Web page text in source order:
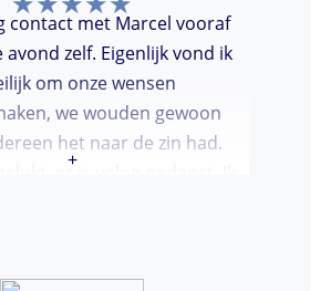
contact met Marcel vooraf
avond zelf. Eigenlijk vond ik
om onze wensen
we wouden gewoon
het naar de zin had.
er is volop gedanst. Ik
+